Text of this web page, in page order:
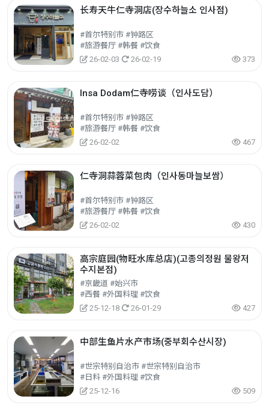
长寿天牛仁寺洞店(장수하늘소 인사점)
#首尔特别市 #钟路区
#旅游餐厅 #韩餐 #饮食
26-02-03
26-02-19 373
Insa Dodam仁寺唠谈（인사도담）
#首尔特别市 #钟路区
#旅游餐厅 #韩餐 #饮食
26-02-02
467
仁寺洞蒜蓉菜包肉（인사동마늘보쌈）
#首尔特别市 #钟路区
#旅游餐厅 #韩餐 #饮食
26-02-02
430
高宗庭园(物旺水库总店)(고종의정원 물왕저
수지본점)
#京畿道 #始兴市
#西餐 #外国料理 #饮食
25-12-18
26-01-29 427
中部生鱼片水产市场(중부회수산시장)
#世宗特别自治市 #世宗特别自治市
#日料 #外国料理 #饮食
25-12-16
509